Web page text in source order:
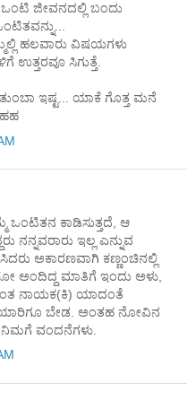
ಜೀವನದಲ್ಲಿ ಬಂದು
ಹಲವಾರು ವಿಷಯಗಳು
ಉತ್ತರವೂ ಸಿಗುತ್ತೆ.
ಇಷ್ಟ... ಯಾಕೆ ಗೊತ್ತ ಮನೆ
ಒಂಟಿತನ ಕಾಡಿಸುತ್ತದೆ, ಆ
ನನ್ನವರಾರು ಇಲ್ಲ ಎನ್ನುವ
ಅಕಾರಣವಾಗಿ ಕಣ್ಣಂಚಿನಲ್ಲಿ
ಅಂದಿದ್ದ ಮಾತಿಗೆ ಇಂದು ಅಳು,
ನಾಯಕ(ಕಿ) ಯಾದಂತೆ
ಯಾರಿಗೂ ಬೇಡ. ಅಂತಹ ನೋವಿನ
ವಂದನೆಗಳು.